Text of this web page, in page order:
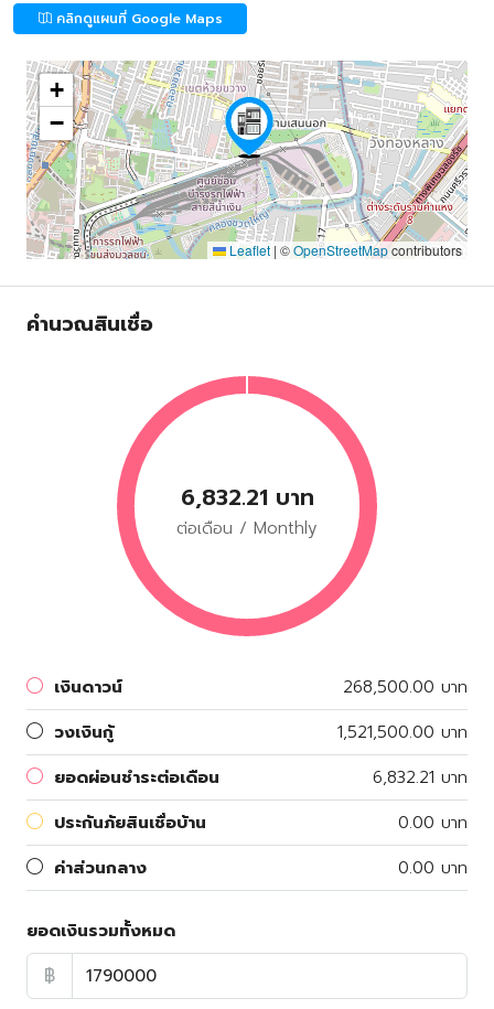
คลิกดูแผนที่ Google Maps
+
−
Leaflet | ©OpenStreetMapcontributors
คำนวณสินเชื่อ
6,832.21 บาท
ต่อเดือน / Monthly
เงินดาวน์
268,500.00 บาท
วงเงินกู้
1,521,500.00 บาท
ยอดผ่อนชำระต่อเดือน
6,832.21 บาท
ประกันภัยสินเชื่อบ้าน
0.00 บาท
ค่าส่วนกลาง
0.00 บาท
ยอดเงินรวมทั้งหมด
฿